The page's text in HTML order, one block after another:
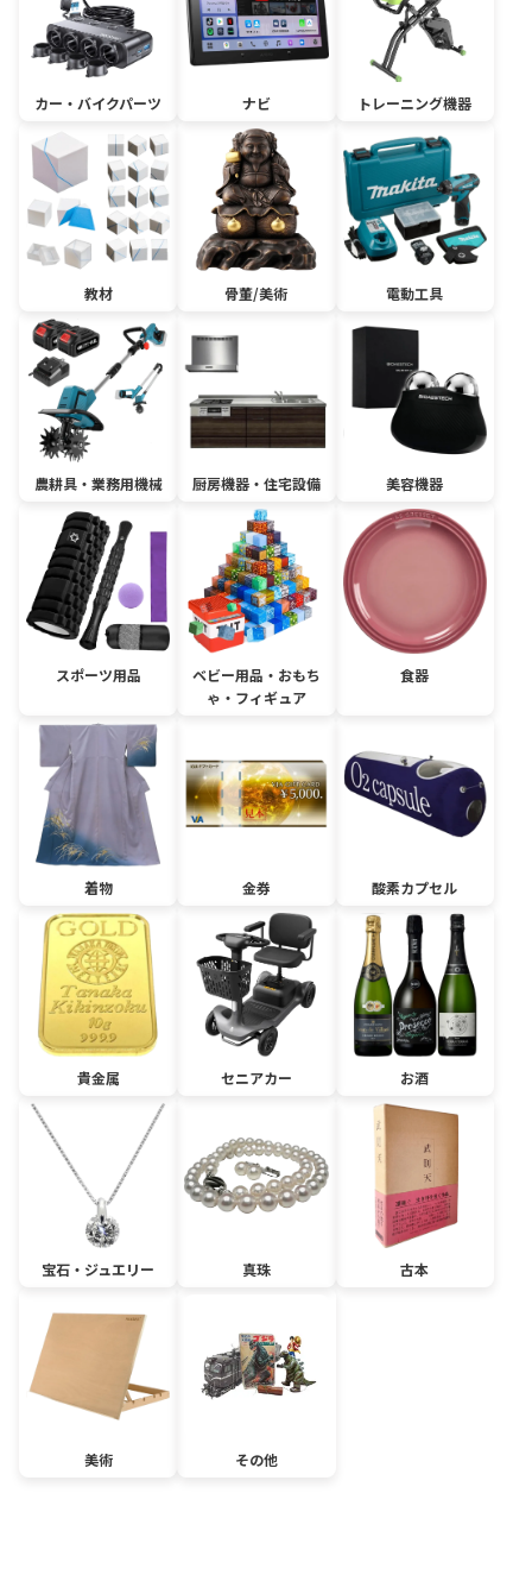
カー・バイクパーツ ナビ トレーニング機器
教材 骨董/美術 電動工具
農耕具・業務用機械 厨房機器・住宅設備 美容機器
スポーツ用品
ベビー用品・おもち
ゃ・フィギュア
食器
着物 金券 酸素カプセル
貴金属 セニアカー お酒
宝石・ジュエリー 真珠 古本
美術 その他